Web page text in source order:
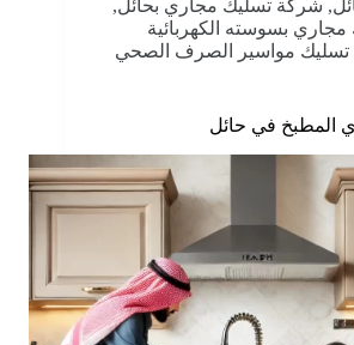
, شركة تسليك مجاري بحائل,
بسوسته الكهربائية
مواسير الصرف الصحي
المطبخ في حائل